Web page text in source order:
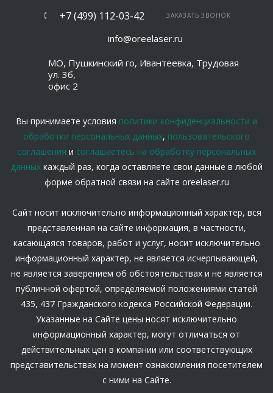
+7 (499) 112-03-42 ЗАКАЗАТЬ ЗВОНОК
info@oreelaser.ru
МО, Пушкинский го, Ивантеевка, Трудовая
ул. 3б,
офис 2
Вы принимаете условия политики конфиденциальности и
обработки персональных данных, пользовательского
соглашения и соглашаетесь на обработку персональных
данныхкаждый раз, когда оставляете свои данные в любой
форме обратной связи на сайте oreelaser.ru
Сайт носит исключительно информационный характер, вся
представленная на сайте информация, в частности,
касающаяся товаров, работ и услуг, носит исключительно
информационный характер, не является исчерпывающей,
не является заверением об обстоятельствах и не является
публичной офертой, определяемой положениями статей
435, 437 Гражданского кодекса Российской Федерации.
Указанные на Сайте цены носят исключительно
информационный характер, могут отличаться от
действительных цен в компании или соответствующих
представительствах на момент ознакомления посетителем
с ними на Сайте.